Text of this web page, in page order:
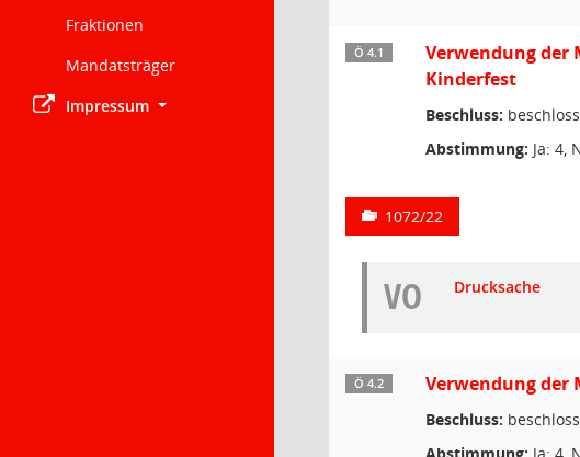
Fraktionen
Mandatsträger
Impressum
Ö 4.1
Verwendung der
Kinderfest
Beschluss:
Abstimmung: Ja: 4,
1072/22
VO Drucksache
Ö 4.2 Verwendung der
Beschluss: